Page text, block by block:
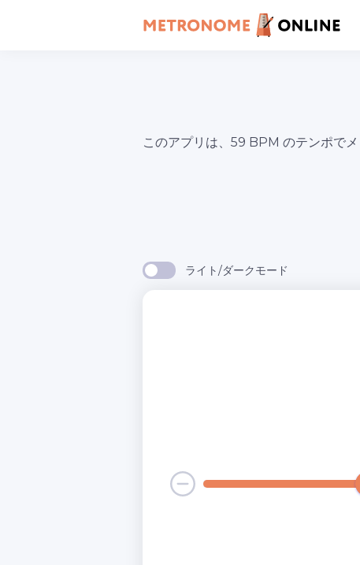
このアプリは、59 BPM のテンポで
ライト/ダークモード